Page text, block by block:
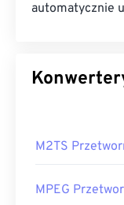
automatycznie
M2TS
MPEG